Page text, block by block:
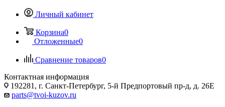
Личный кабинет
Корзина0
Отложенные0
Сравнение товаров0
Контактная информация
192281, г. Санкт-Петербург, 5-й Предпортовый пр-д, д. 26Е
parts@tvoi-kuzov.ru